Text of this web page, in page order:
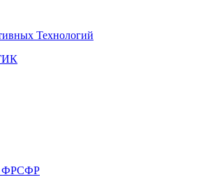
Технологий
ФРСФР